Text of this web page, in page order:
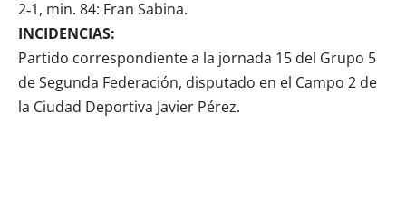
2‑1, min. 84: Fran Sabina.
INCIDENCIAS:
Partido correspondiente a la jornada 15 del Grupo 5
de Segunda Federación, disputado en el Campo 2 de
la Ciudad Deportiva Javier Pérez.